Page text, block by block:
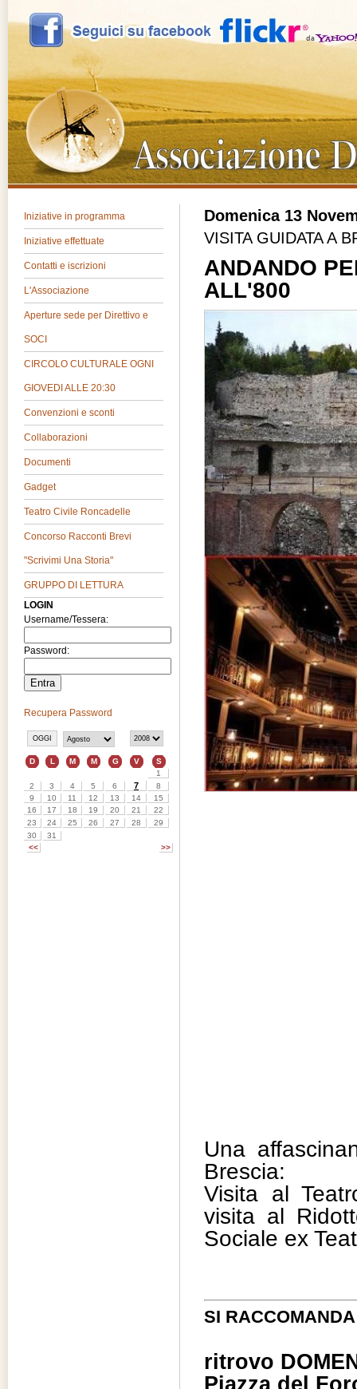
Iniziative in programma
Iniziative effettuate
Contatti e iscrizioni
L'Associazione
Aperture sede per Direttivo e
SOCI
CIRCOLO CULTURALE OGNI
GIOVEDI ALLE 20:30
Convenzioni e sconti
Collaborazioni
Documenti
Gadget
Teatro Civile Roncadelle
Concorso Racconti Brevi
"Scrivimi Una Storia"
GRUPPO DI LETTURA
LOGIN
Username/Tessera:
Password:
Recupera Password
Domenica 13
VISITA GUIDATA A
ANDANDO
ALL'800
Una
Brescia:
Visita al
visita al
Sociale ex
SI
ritrovo
Piazza del